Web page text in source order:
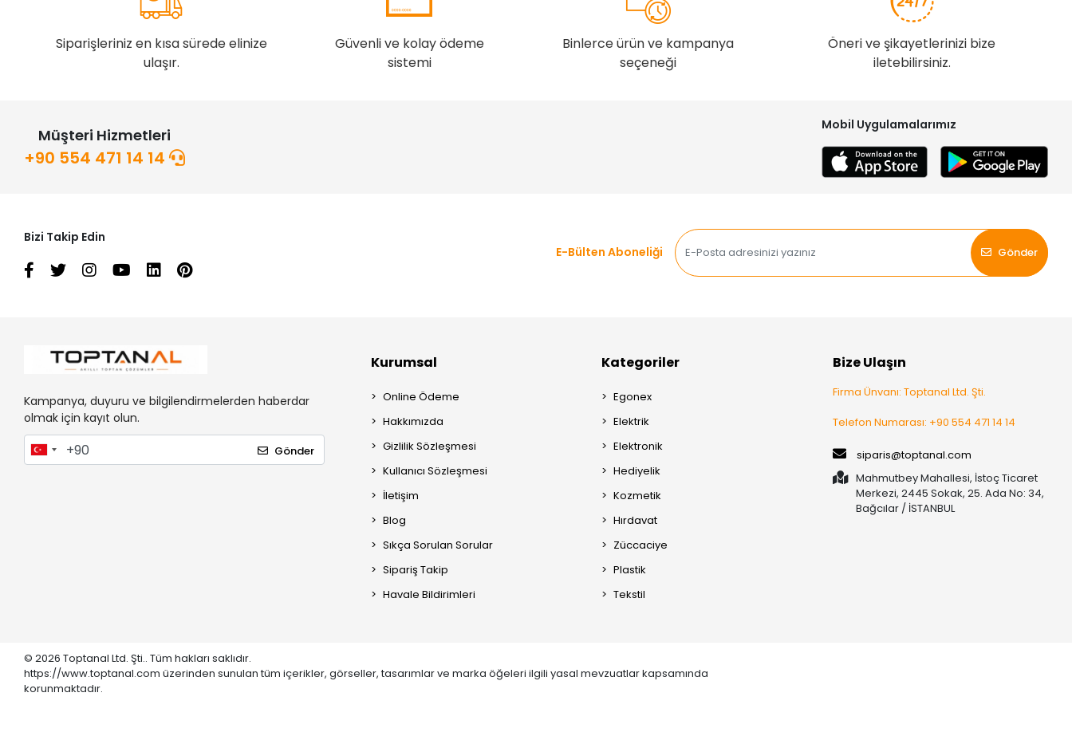
Siparişleriniz en kısa sürede elinize
ulaşır.
Güvenli ve kolay ödeme
sistemi
Binlerce ürün ve kampanya
seçeneği
Öneri ve şikayetlerinizi bize
iletebilirsiniz.
Müşteri Hizmetleri
+90 554 471 14 14
Mobil Uygulamalarımız
Bizi Takip Edin
E-Bülten Aboneliği
Gönder
Kampanya, duyuru ve bilgilendirmelerden haberdar
olmak için kayıt olun.
Gönder
Kurumsal
Online Ödeme
Hakkımızda
Gizlilik Sözleşmesi
Kullanıcı Sözleşmesi
İletişim
Blog
Sıkça Sorulan Sorular
Sipariş Takip
Havale Bildirimleri
Kategoriler
Egonex
Elektrik
Elektronik
Hediyelik
Kozmetik
Hırdavat
Züccaciye
Plastik
Tekstil
Bize Ulaşın
Firma Ünvanı: Toptanal Ltd. Şti.
Telefon Numarası: +90 554 471 14 14
siparis@toptanal.com
Mahmutbey Mahallesi, İstoç Ticaret
Merkezi, 2445 Sokak, 25. Ada No: 34,
Bağcılar / İSTANBUL
© 2026 Toptanal Ltd. Şti.. Tüm hakları saklıdır.
https://www.toptanal.com üzerinden sunulan tüm içerikler, görseller, tasarımlar ve marka öğeleri ilgili yasal mevzuatlar kapsamında
korunmaktadır.